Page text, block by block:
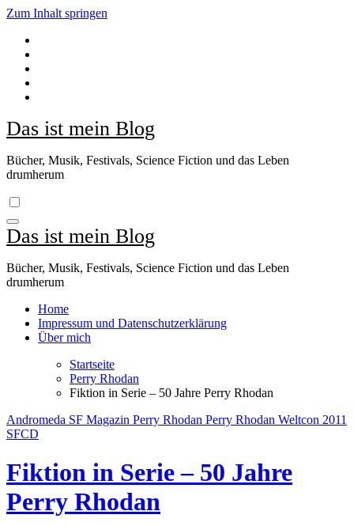
Zum Inhalt springen
Das ist mein Blog
Bücher, Musik, Festivals, Science Fiction und das Leben
drumherum
Das ist mein Blog
Bücher, Musik, Festivals, Science Fiction und das Leben
drumherum
Home
Impressum und Datenschutzerklärung
Über mich
Startseite
Perry Rhodan
Fiktion in Serie – 50 Jahre Perry Rhodan
Andromeda SF Magazin Perry Rhodan Perry Rhodan Weltcon 2011
SFCD
Fiktion in Serie – 50 Jahre
Perry Rhodan